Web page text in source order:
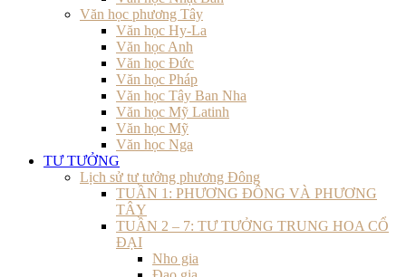
Văn học phương Tây
Văn học Hy-La
Văn học Anh
Văn học Đức
Văn học Pháp
Văn học Tây Ban Nha
Văn học Mỹ Latinh
Văn học Mỹ
Văn học Nga
TƯ TƯỞNG
Lịch sử tư tưởng phương Đông
TUẦN 1: PHƯƠNG ĐÔNG VÀ PHƯƠNG
TÂY
TUẦN 2 – 7: TƯ TƯỞNG TRUNG HOA CỔ
ĐẠI
Nho gia